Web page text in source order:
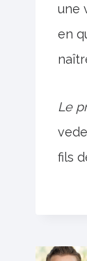
une
en
Le
fils